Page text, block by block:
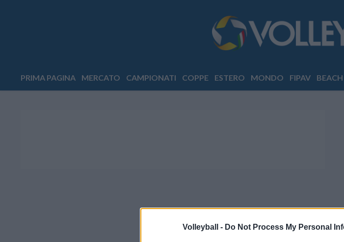
Volleyball - Do Not Process My Personal
PRIMA PAGINA MERCATO CAMPIONATI COPPE ESTERO MONDO FIPAV